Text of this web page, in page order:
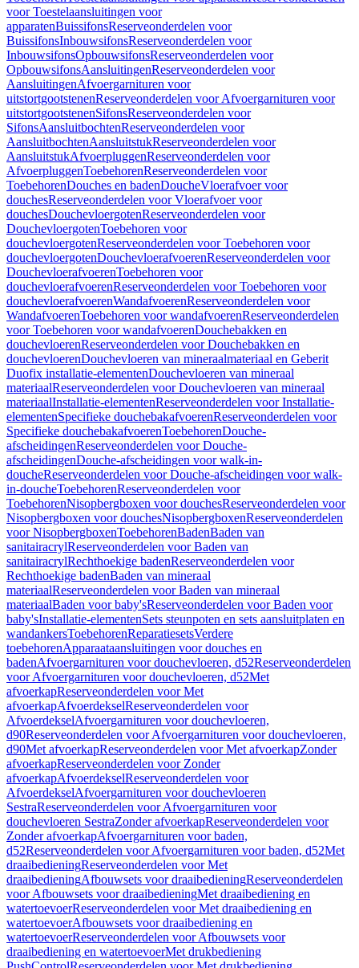
voor Toestelaansluitingen voor
apparatenBuissifonsReserveonderdelen voor
BuissifonsInbouwsifonsReserveonderdelen voor
InbouwsifonsOpbouwsifonsReserveonderdelen voor
OpbouwsifonsAansluitingenReserveonderdelen voor
AansluitingenAfvoergarnituren voor
uitstortgootstenenReserveonderdelen voor Afvoergarnituren voor
uitstortgootstenenSifonsReserveonderdelen voor
SifonsAansluitbochtenReserveonderdelen voor
AansluitbochtenAansluitstukReserveonderdelen voor
AansluitstukAfvoerpluggenReserveonderdelen voor
AfvoerpluggenToebehorenReserveonderdelen voor
ToebehorenDouches en badenDoucheVloerafvoer voor
douchesReserveonderdelen voor Vloerafvoer voor
douchesDouchevloergotenReserveonderdelen voor
DouchevloergotenToebehoren voor
douchevloergotenReserveonderdelen voor Toebehoren voor
douchevloergotenDouchevloerafvoerenReserveonderdelen voor
DouchevloerafvoerenToebehoren voor
douchevloerafvoerenReserveonderdelen voor Toebehoren voor
douchevloerafvoerenWandafvoerenReserveonderdelen voor
WandafvoerenToebehoren voor wandafvoerenReserveonderdelen
voor Toebehoren voor wandafvoerenDouchebakken en
douchevloerenReserveonderdelen voor Douchebakken en
douchevloerenDouchevloeren van mineraalmateriaal en Geberit
Duofix installatie-elementenDouchevloeren van mineraal
materiaalReserveonderdelen voor Douchevloeren van mineraal
materiaalInstallatie-elementenReserveonderdelen voor Installatie-
elementenSpecifieke douchebakafvoerenReserveonderdelen voor
Specifieke douchebakafvoerenToebehorenDouche-
afscheidingenReserveonderdelen voor Douche-
afscheidingenDouche-afscheidingen voor walk-in-
doucheReserveonderdelen voor Douche-afscheidingen voor walk-
in-doucheToebehorenReserveonderdelen voor
ToebehorenNisopbergboxen voor douchesReserveonderdelen voor
Nisopbergboxen voor douchesNisopbergboxenReserveonderdelen
voor NisopbergboxenToebehorenBadenBaden van
sanitairacrylReserveonderdelen voor Baden van
sanitairacrylRechthoekige badenReserveonderdelen voor
Rechthoekige badenBaden van mineraal
materiaalReserveonderdelen voor Baden van mineraal
materiaalBaden voor baby'sReserveonderdelen voor Baden voor
baby'sInstallatie-elementenSets steunpoten en sets aansluitplaten en
wandankersToebehorenReparatiesetsVerdere
toebehorenApparaataansluitingen voor douches en
badenAfvoergarnituren voor douchevloeren, d52Reserveonderdelen
voor Afvoergarnituren voor douchevloeren, d52Met
afvoerkapReserveonderdelen voor Met
afvoerkapAfvoerdekselReserveonderdelen voor
AfvoerdekselAfvoergarnituren voor douchevloeren,
d90Reserveonderdelen voor Afvoergarnituren voor douchevloeren,
d90Met afvoerkapReserveonderdelen voor Met afvoerkapZonder
afvoerkapReserveonderdelen voor Zonder
afvoerkapAfvoerdekselReserveonderdelen voor
AfvoerdekselAfvoergarnituren voor douchevloeren
SestraReserveonderdelen voor Afvoergarnituren voor
douchevloeren SestraZonder afvoerkapReserveonderdelen voor
Zonder afvoerkapAfvoergarnituren voor baden,
d52Reserveonderdelen voor Afvoergarnituren voor baden, d52Met
draaibedieningReserveonderdelen voor Met
draaibedieningAfbouwsets voor draaibedieningReserveonderdelen
voor Afbouwsets voor draaibedieningMet draaibediening en
watertoevoerReserveonderdelen voor Met draaibediening en
watertoevoerAfbouwsets voor draaibediening en
watertoevoerReserveonderdelen voor Afbouwsets voor
draaibediening en watertoevoerMet drukbediening